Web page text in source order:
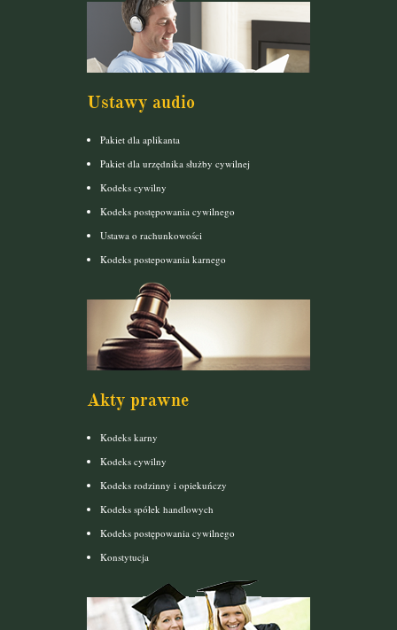
Ustawy audio
Pakiet dla aplikanta
Pakiet dla urzędnika służby cywilnej
Kodeks cywilny
Kodeks postępowania cywilnego
Ustawa o rachunkowości
Kodeks postepowania karnego
Akty prawne
Kodeks karny
Kodeks cywilny
Kodeks rodzinny i opiekuńczy
Kodeks spółek handlowych
Kodeks postępowania cywilnego
Konstytucja